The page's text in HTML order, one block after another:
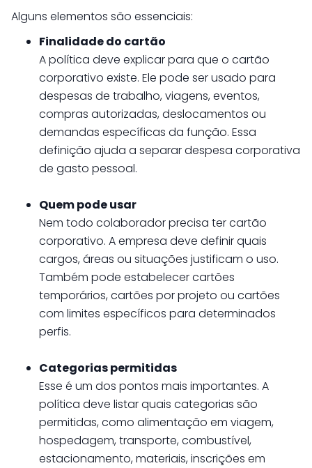
Alguns elementos são essenciais:
Finalidade do cartão
A política deve explicar para que o cartão
corporativo existe. Ele pode ser usado para
despesas de trabalho, viagens, eventos,
compras autorizadas, deslocamentos ou
demandas específicas da função. Essa
definição ajuda a separar despesa corporativa
de gasto pessoal.
Quem pode usar
Nem todo colaborador precisa ter cartão
corporativo. A empresa deve definir quais
cargos, áreas ou situações justificam o uso.
Também pode estabelecer cartões
temporários, cartões por projeto ou cartões
com limites específicos para determinados
perfis.
Categorias permitidas
Esse é um dos pontos mais importantes. A
política deve listar quais categorias são
permitidas, como alimentação em viagem,
hospedagem, transporte, combustível,
estacionamento, materiais, inscrições em